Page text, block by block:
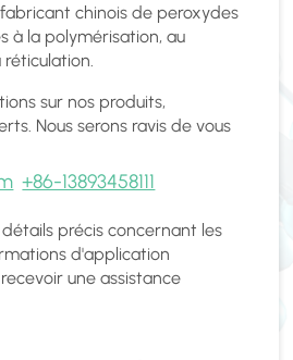
chinois de peroxydes
à la polymérisation, au
sur nos produits,
Nous serons ravis de vous
+86-13893458111
précis concernant les
d'application
une assistance